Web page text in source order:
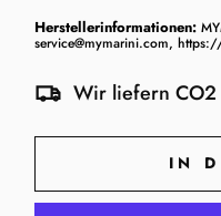
Herstellerinformationen:
service@mymarini.com,
Wir liefern CO2
IN